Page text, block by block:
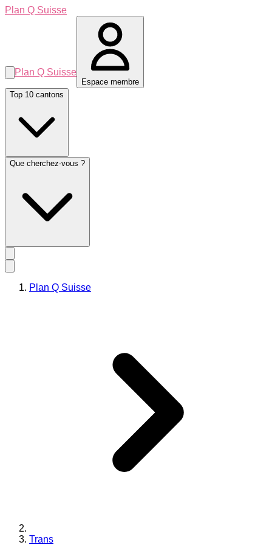
Plan Q Suisse
Plan Q Suisse
Espace membre
Top 10 cantons
Que cherchez-vous ?
Plan Q Suisse
Trans